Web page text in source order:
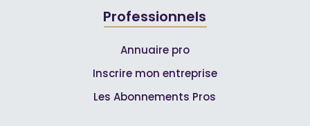
Professionnels
Annuaire pro
Inscrire mon entreprise
Les Abonnements Pros